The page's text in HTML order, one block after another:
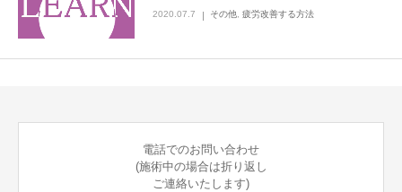
2020.07.7 その他 疲労改善する方法
電話でのお問い合わせ
(施術中の場合は折り返し
ご連絡いたします)